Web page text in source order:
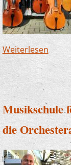
Weiterlesenüber
Musikschule
die